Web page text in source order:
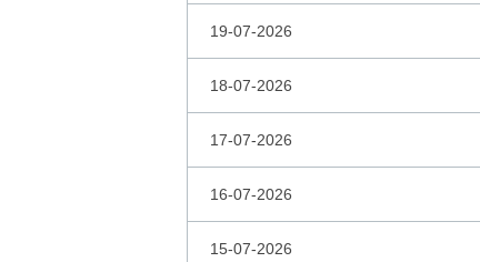
19-07-2026
18-07-2026
17-07-2026
16-07-2026
15-07-2026